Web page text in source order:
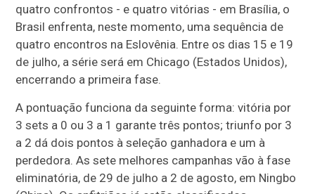
quatro confrontos - e quatro vitórias - em Brasília, o
Brasil enfrenta, neste momento, uma sequência de
quatro encontros na Eslovênia. Entre os dias 15 e 19
de julho, a série será em Chicago (Estados Unidos),
encerrando a primeira fase.
A pontuação funciona da seguinte forma: vitória por
3 sets a 0 ou 3 a 1 garante três pontos; triunfo por 3
a 2 dá dois pontos à seleção ganhadora e um à
perdedora. As sete melhores campanhas vão à fase
eliminatória, de 29 de julho a 2 de agosto, em Ningbo